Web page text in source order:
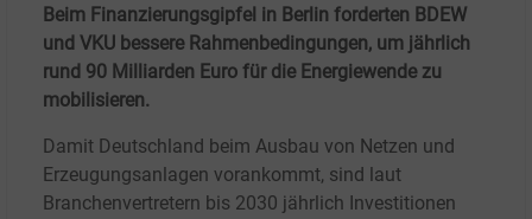
Beim Finanzierungsgipfel in Berlin forderten BDEW
und VKU bessere Rahmenbedingungen, um jährlich
rund 90 Milliarden Euro für die Energiewende zu
mobilisieren.
Damit Deutschland beim Ausbau von Netzen und
Erzeugungsanlagen vorankommt, sind laut
Branchenvertretern bis 2030 jährlich Investitionen